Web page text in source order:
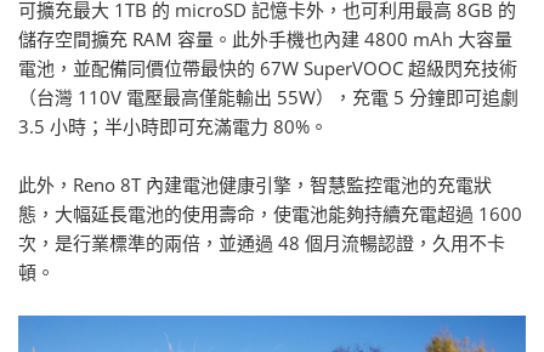
可擴充最大 1TB 的 microSD 記憶卡外，也可利用最高 8GB 的
儲存空間擴充 RAM 容量。此外手機也內建 4800 mAh 大容量
電池，並配備同價位帶最快的 67W SuperVOOC 超級閃充技術
（台灣 110V 電壓最高僅能輸出 55W），充電 5 分鐘即可追劇
3.5 小時；半小時即可充滿電力 80%。
此外，Reno 8T 內建電池健康引擎，智慧監控電池的充電狀
態，大幅延長電池的使用壽命，使電池能夠持續充電超過 1600
次，是行業標準的兩倍，並通過 48 個月流暢認證，久用不卡
頓。